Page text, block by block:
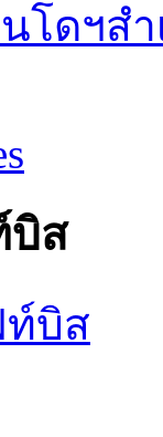
โดฯสำ
บิส
ท์บิส